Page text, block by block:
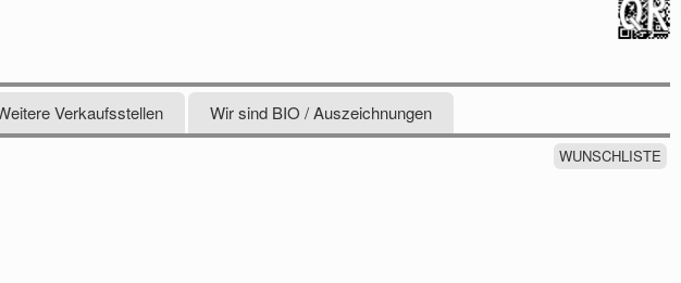
Verkaufsstellen Wir sind BIO / Auszeichnungen
WUNSCHLISTE